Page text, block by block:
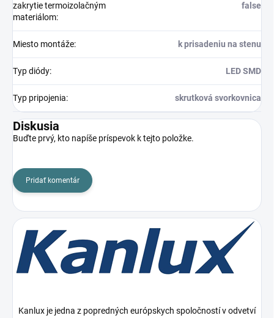
zakrytie termoizolačným
materiálom:
false
Miesto montáže: k prisadeniu na stenu
Typ diódy: LED SMD
Typ pripojenia: skrutková svorkovnica
Diskusia
Buďte prvý, kto napíše príspevok k tejto položke.
Pridať komentár
Kanlux je jedna z popredných európskych spoločností v odvetví